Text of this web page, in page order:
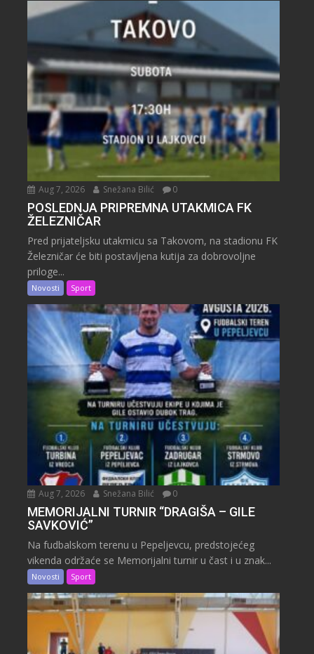
Aug 7, 2026 Snežana Bilić 0
POSLEDNJA PRIPREMNA UTAKMICA FK
ŽELEZNIČAR
Pred prijateljsku utakmicu sa Takovom, na stadionu FK
Železničar će biti postavljena kutija za dobrovoljne
priloge...
Novosti Sport
Aug 7, 2026 Snežana Bilić 0
MEMORIJALNI TURNIR “DRAGIŠA – GILE
SAVKOVIĆ”
Na fudbalskom terenu u Pepeljevcu, predstojećeg
vikenda održaće se Memorijalni turnir u čast i u znak...
Novosti Sport